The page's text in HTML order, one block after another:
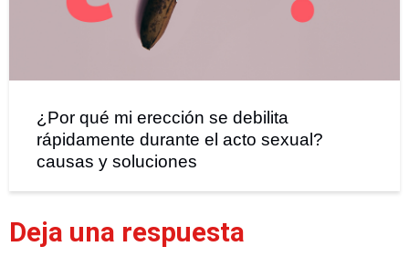
¿Por qué mi erección se debilita
rápidamente durante el acto sexual?
causas y soluciones
Deja una respuesta